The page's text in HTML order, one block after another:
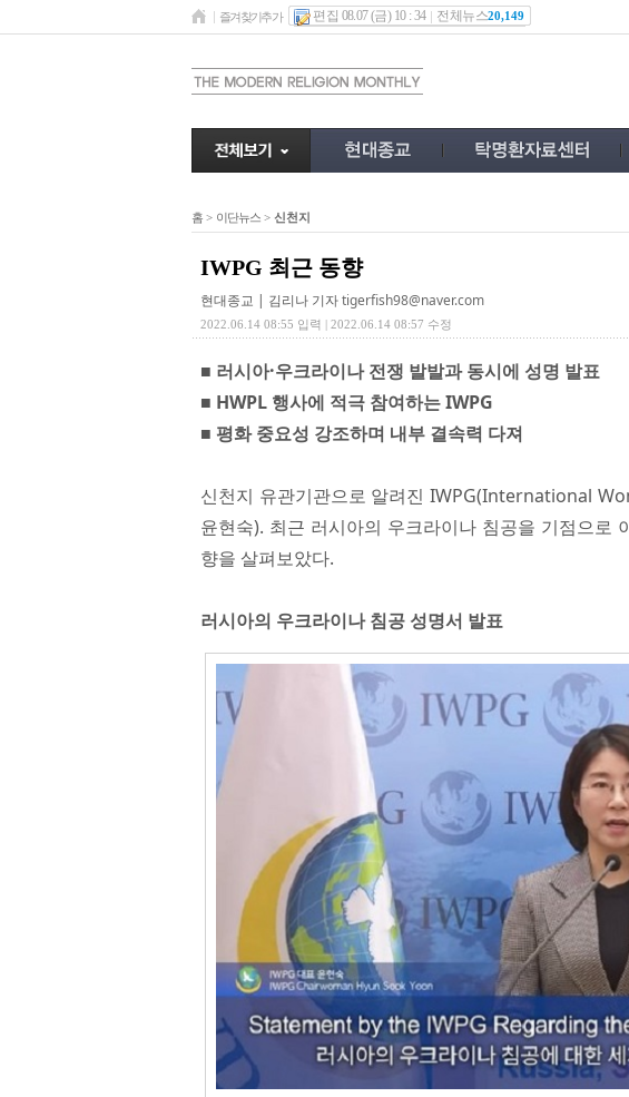
즐겨찾기추가 편집 08.07 (금) 10 : 34 전체뉴스20,149
홈 > 이단뉴스 > 신천지
IWPG 최근 동향
현대종교 | 김리나 기자tigerfish98@naver.com
2022.06.14 08:55 입력 | 2022.06.14 08:57 수정
■ 러시아·우크라이나 전쟁 발발과 동시에 성명 발표
■ HWPL 행사에 적극 참여하는 IWPG
■ 평화 중요성 강조하며 내부 결속력 다져
신천지 유관기관으로 알려진 IWPG(International
윤현숙). 최근 러시아의 우크라이나 침공을 기점으로
향을 살펴보았다.
러시아의 우크라이나 침공 성명서 발표